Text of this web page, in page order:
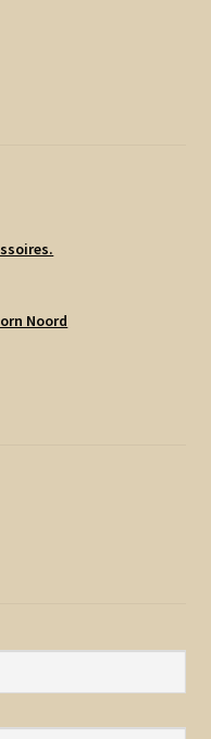
Noord